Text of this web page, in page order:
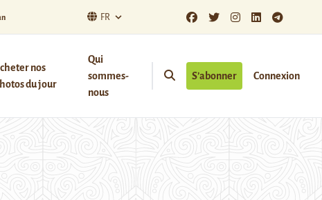
FR
nos
du jour
Qui
sommes-
nous
S’abonner Connexion